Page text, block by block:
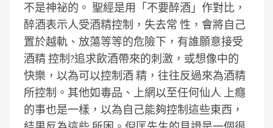
不是神祕的。 聖經是用「不要醉酒」作對比，
醉酒表示人受酒精控制，失去常 性，會將自己
置於越軌、放蕩等等的危險下，有誰願意接受
酒精 控制?追求飲酒帶來的刺激，或想像中的
快樂，以為可以控制酒 精，往往反過來為酒精
所控制。其他如毒品、上網以至任何仙人 上癮
的事也是一樣，以為自己能夠控制這些東西，